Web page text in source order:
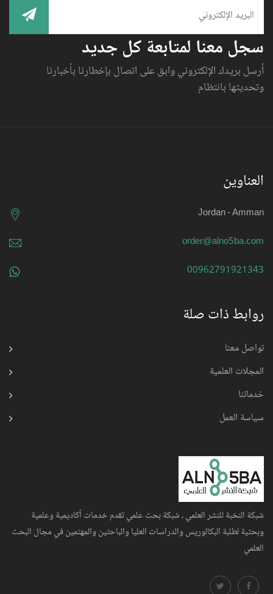
سجل معنا لمتابعة كل جديد
أرسل بريدك الإلكتروني وابق على اتصال بإخطارنا بأخبارنا
وتحديثها بانتظام
العناوين
Jordan - Amman
order@alno5ba.com
00962791921343
روابط ذات صلة
تواصل معنا
المجلات العلمية
خدماتنا
سياسة العمل
شبكة النخبة للنشر العلمي ، شبكة بحث علمي تقدم خدمات أكاديمية وعلمية
وبحثية لطلبة البكالوريس والدراسات العليا والباحثين والمهتمين في مجال البحث
العلمي